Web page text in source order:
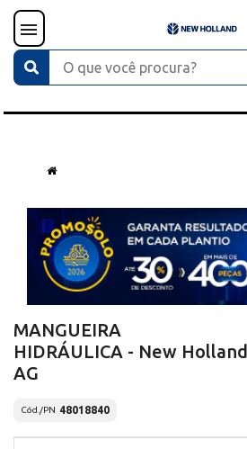
MANGUEIRA
HIDRÁULICA - New Holland
AG
Cód./PN 48018840